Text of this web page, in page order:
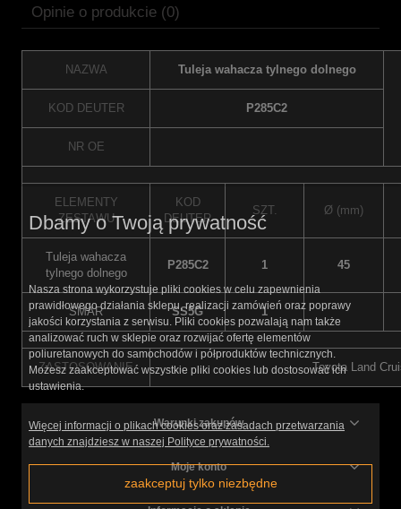
Opinie o produkcie (0)
NAZWA Tuleja wahacza tylnego dolnego
KOD DEUTER P285C2
NR OE
ELEMENTY
ZESTAWU
KOD
DEUTER
SZT. Ø (mm)
Tuleja wahacza
tylnego dolnego
P285C2 1 45
SMAR SS5G 1
ZASTOSOWANIE Toyota Land
Warunki zakupów
Moje konto
Dbamy o Twoją prywatność
Nasza strona wykorzystuje pliki cookies w celu zapewnienia
prawidłowego działania sklepu, realizacji zamówień oraz poprawy
jakości korzystania z serwisu. Pliki cookies pozwalają nam także
analizować ruch w sklepie oraz rozwijać ofertę elementów
poliuretanowych do samochodów i półproduktów technicznych.
Możesz zaakceptować wszystkie pliki cookies lub dostosować ich
ustawienia.
Więcej informacji o plikach cookies oraz zasadach przetwarzania
danych znajdziesz w naszej Polityce prywatności.
zaakceptuj tylko niezbędne